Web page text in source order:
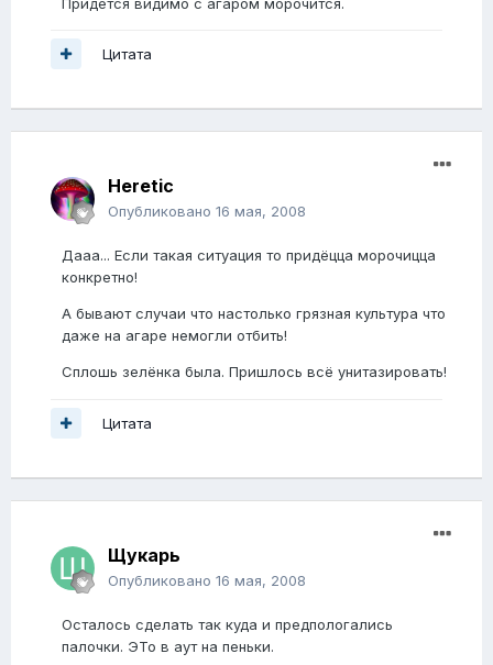
Цитата
Heretic
Опубликовано 16 мая, 2008
Дааа... Если такая ситуация то придёцца морочицца
конкретно!
А бывают случаи что настолько грязная культура что
даже на агаре немогли отбить!
Сплошь зелёнка была. Пришлось всё унитазировать!
Цитата
Щукарь
Опубликовано 16 мая, 2008
Осталось сделать так куда и предпологались
палочки. ЭТо в аут на пеньки.